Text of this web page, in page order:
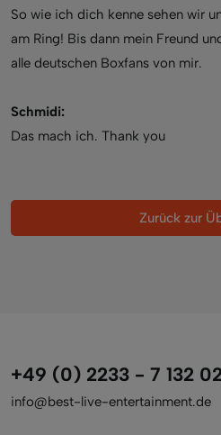
So wie ich dich kenne sehen wir
am Ring! Bis dann mein Freund
alle deutschen Boxfans von mir.
Schmidi:
Das mach ich. Thank you
Zurück zur
+49 (0) 2233 - 7 132
info@best-live-entertainment.de